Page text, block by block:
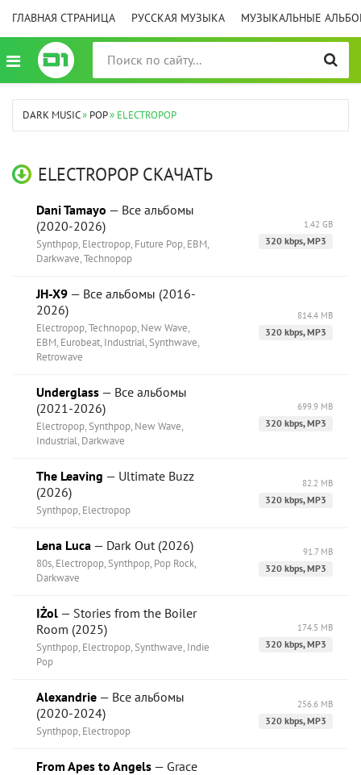
ГЛАВНАЯ СТРАНИЦА РУССКАЯ МУЗЫКА МУЗЫКАЛЬНЫЕ
DARK MUSIC» POP» ELECTROPOP
ELECTROPOP СКАЧАТЬ
Dani Tamayo — Все альбомы
(2020-2026)
Synthpop, Electropop, Future Pop, EBM,
Darkwave, Technopop
1.42 GB
320 kbps, MP3
JH-X9 — Все альбомы (2016-
2026)
Electropop, Technopop, New Wave,
EBM, Eurobeat, Industrial, Synthwave,
Retrowave
814.4 MB
320 kbps, MP3
Underglass — Все альбомы
(2021-2026)
Electropop, Synthpop, New Wave,
Industrial, Darkwave
699.9 MB
320 kbps, MP3
The Leaving — Ultimate Buzz
(2026)
Synthpop, Electropop
82.2 MB
320 kbps, MP3
Lena Luca — Dark Out (2026)
80s, Electropop, Synthpop, Pop Rock,
Darkwave
91.7 MB
320 kbps, MP3
IŻol — Stories from the Boiler
Room (2025)
Synthpop, Electropop, Synthwave, Indie
Pop
174.5 MB
320 kbps, MP3
Alexandrie — Все альбомы
(2020-2024)
Synthpop, Electropop
256.6 MB
320 kbps, MP3
From Apes to Angels — Grace